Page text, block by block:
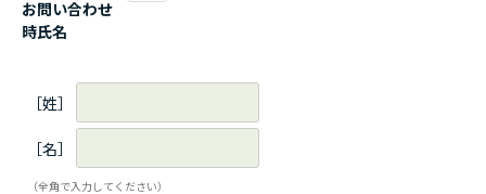
お問い合わせ
時氏名
［姓］
［名］
（全角で入力してください）